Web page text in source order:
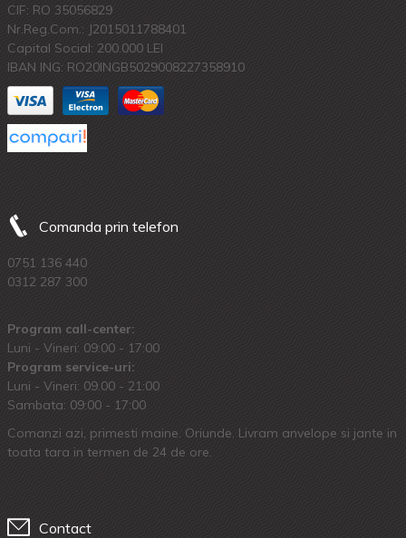
CIF: RO 35056829
Nr.Reg.Com.: J2015011788401
Capital Social: 200.000 LEI
IBAN ING: RO20INGB5029008227358910
Comanda prin telefon
0751 136 440
0312 287 300
Program call-center:
Luni - Vineri: 09:00 - 17:00
Program service-uri:
Luni - Vineri: 09.00 - 21:00
Sambata: 09:00 - 17:00
Comanzi azi, primesti maine. Oriunde. Livram anvelope si jante in
toata tara in termen de 24 de ore.
Contact